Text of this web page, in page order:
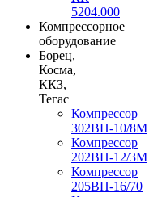
5204.000
Компрессорное
оборудование
Борец,
Косма,
ККЗ,
Тегас
Компрессор
302ВП-10/8М
Компрессор
202ВП-12/3М
Компрессор
205ВП-16/70